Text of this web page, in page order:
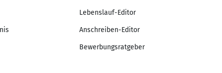
Lebenslauf-Editor
Anschreiben-Editor
Bewerbungsratgeber